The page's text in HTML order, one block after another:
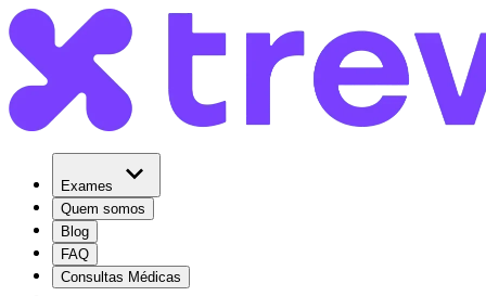
Exames
Quem somos
Blog
FAQ
Consultas Médicas